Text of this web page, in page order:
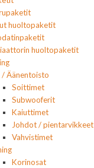
huoltopaketit
huoltopaketit
/ Äänentoisto
Soittimet
Subwooferit
Kaiuttimet
Johdot / pientarvikkeet
Vahvistimet
Korinosat